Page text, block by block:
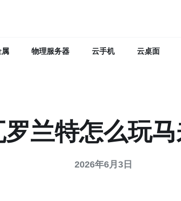
属 物理服务器 云手机 云桌面
兰特怎么玩
2026年6月3日